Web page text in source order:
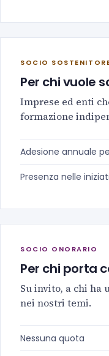
SOCIO
Per chi vuole
Imprese ed enti
formazione
Adesione annuale
Presenza nelle
SOCIO ONORARIO
Per chi porta
Su invito, a chi ha
nei nostri temi.
Nessuna quota